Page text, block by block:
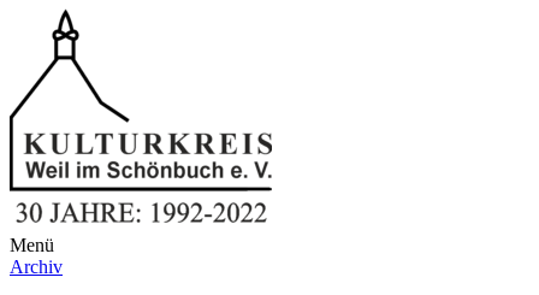
Menü
Archiv